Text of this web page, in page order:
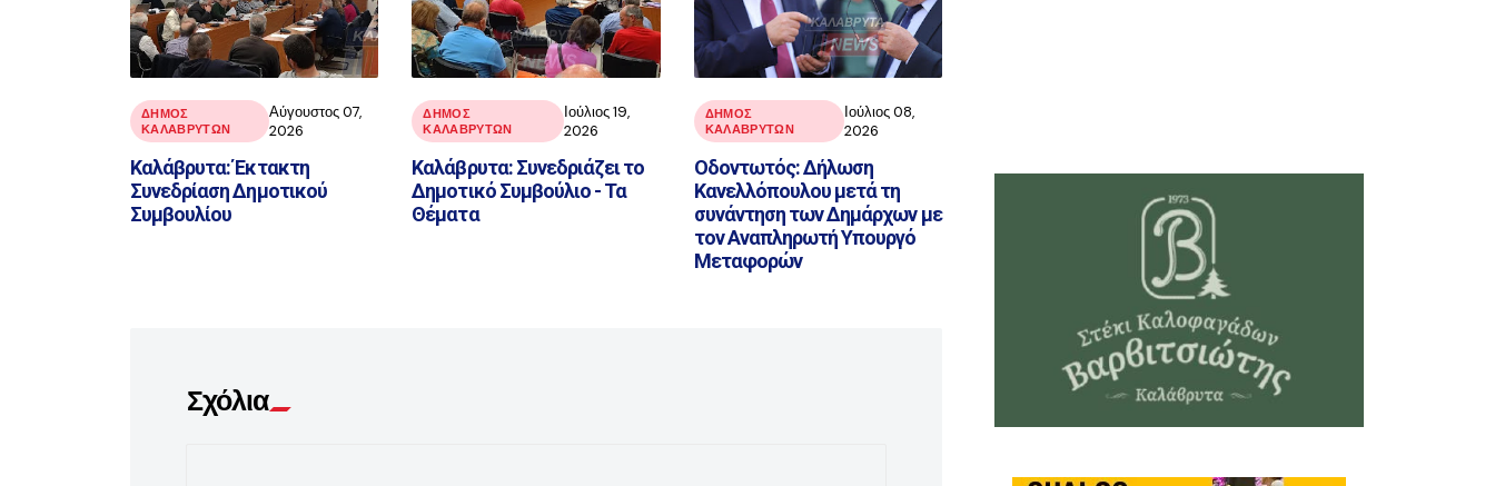
ΔΗΜΟΣ
ΚΑΛΑΒΡΥΤΩΝ
Αύγουστος 07,
2026
Καλάβρυτα: Έκτακτη
Συνεδρίαση Δημοτικού
Συμβουλίου
ΔΗΜΟΣ
ΚΑΛΑΒΡΥΤΩΝ
Ιούλιος 19,
2026
Καλάβρυτα: Συνεδριάζει το
Δημοτικό Συμβούλιο - Τα
Θέματα
ΔΗΜΟΣ
ΚΑΛΑΒΡΥΤΩΝ
Ιούλιος 08,
2026
Οδοντωτός: Δήλωση
Κανελλόπουλου μετά τη
συνάντηση των Δημάρχων με
τον Αναπληρωτή Υπουργό
Μεταφορών
Σχόλια